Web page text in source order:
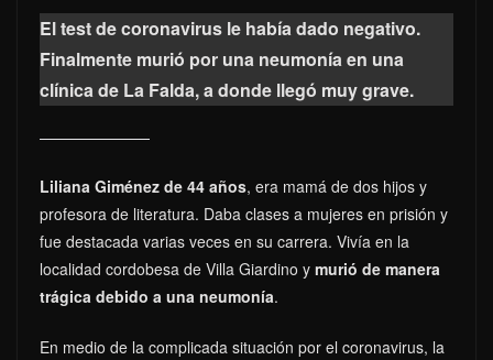
El test de coronavirus le había dado negativo.
Finalmente murió por una neumonía en una
clínica de La Falda, a donde llegó muy grave.
Liliana Giménez de 44 años, era mamá de dos hijos y
profesora de literatura. Daba clases a mujeres en prisión y
fue destacada varias veces en su carrera. Vivía en la
localidad cordobesa de Villa Giardino y murió de manera
trágica debido a una neumonía.
En medio de la complicada situación por el coronavirus, la